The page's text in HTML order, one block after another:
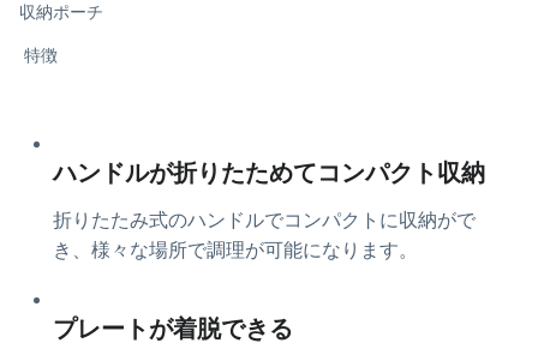
収納ポーチ
特徴
ハンドルが折りたためてコンパクト収納
折りたたみ式のハンドルでコンパクトに収納がで
き、様々な場所で調理が可能になります。
プレートが着脱できる